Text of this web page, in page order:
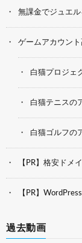
無課金でジュエ
ゲームアカウント
白猫プロジェ
白猫テニスの
白猫ゴルフの
【PR】格安ドメ
【PR】
過去動画